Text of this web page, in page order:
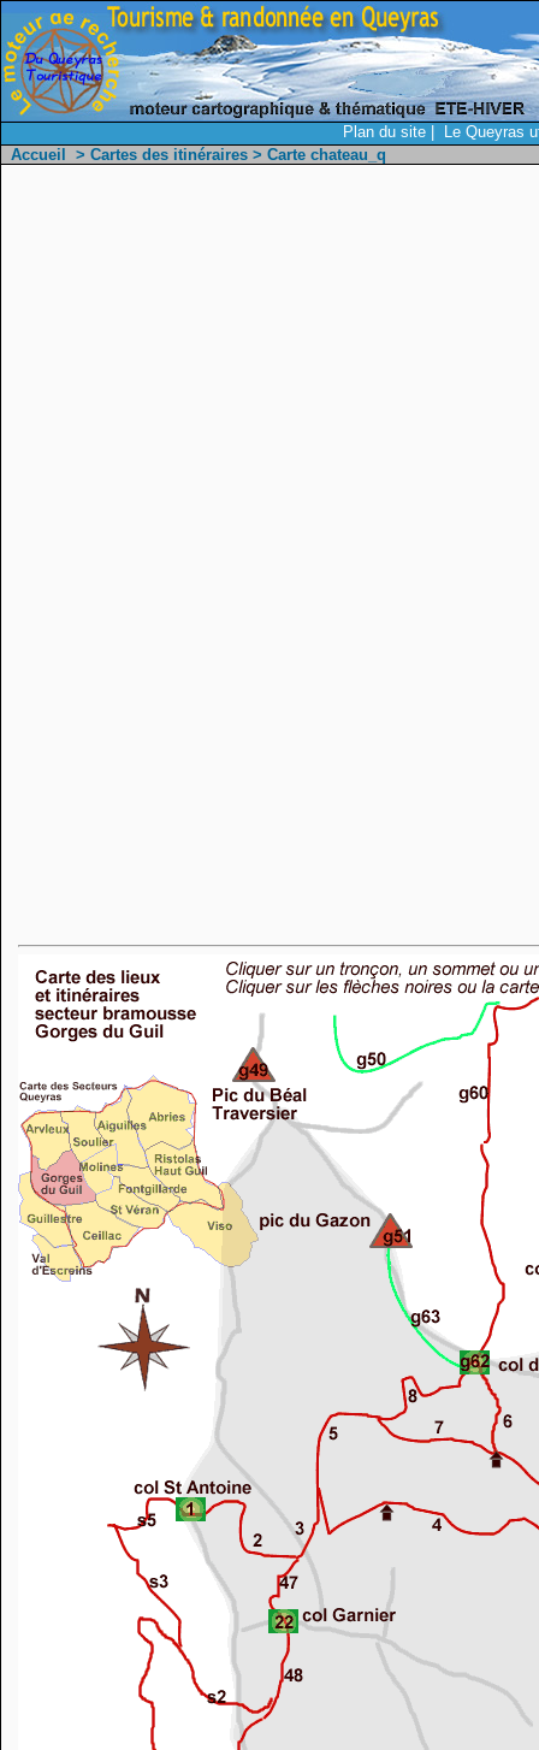
Plan du site
Le Queyras
Accueil
> Cartes des itinéraires > Carte chateau_q